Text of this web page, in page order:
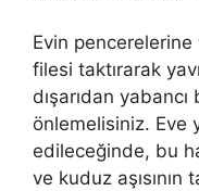
Evin
filesi taktırarak
dışarıdan
önlemelisiniz. Eve
edileceğinde, bu
ve kuduz